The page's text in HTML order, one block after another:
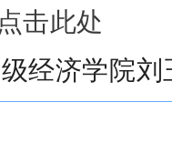
点击此处
经济学院刘